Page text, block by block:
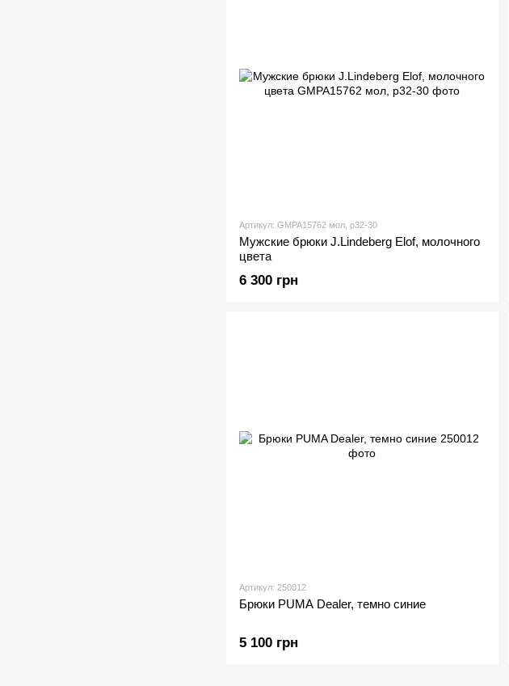
Артикул: GMPA15762 мол, р32-30
Мужские брюки J.Lindeberg Elof, молочного
цвета
6 300 грн
Артикул: 250012
Брюки PUMA Dealer, темно синие
5 100 грн